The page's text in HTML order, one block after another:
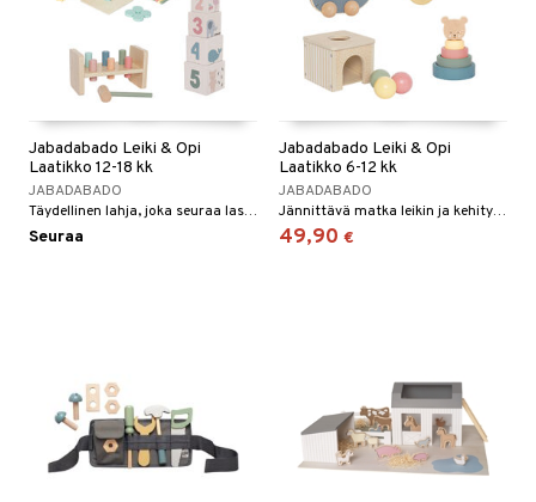
Jabadabado Leiki & Opi
Laatikko 12-18 kk
JABADABADO
Täydellinen lahja, joka seuraa lasta 1-vuotiaasta alkaen.
Seuraa
Jabadabado Leiki & Opi
Laatikko 6-12 kk
JABADABADO
Jännittävä matka leikin ja kehityksen kautta vauvalle!
49,90 €